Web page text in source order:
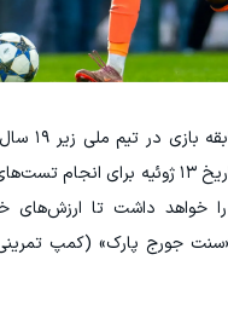
این بال چپ
دارد، قرار است در تاریخ ۱۳ ژوئیه
داشت تا ارزش‌های
جورج پارک» (کمپ